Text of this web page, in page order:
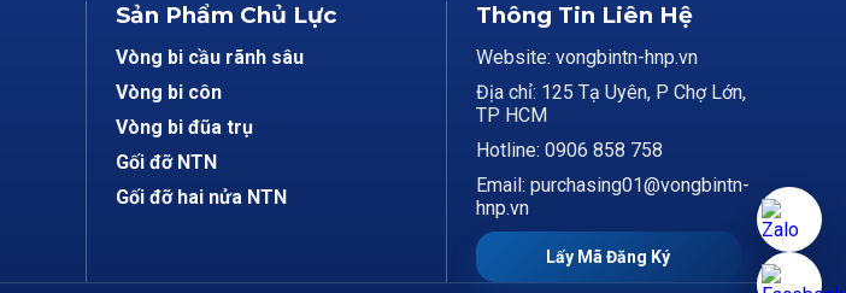
Sản Phẩm Chủ Lực
Vòng bi cầu rãnh sâu
Vòng bi côn
Vòng bi đũa trụ
Gối đỡ NTN
Gối đỡ hai nửa NTN
Thông Tin Liên Hệ
Website: vongbintn-hnp.vn
Địa chỉ: 125 Tạ Uyên, P Chợ Lớn,
TP HCM
Hotline: 0906 858 758
Email: purchasing01@vongbintn-
hnp.vn
Lấy Mã Đăng Ký